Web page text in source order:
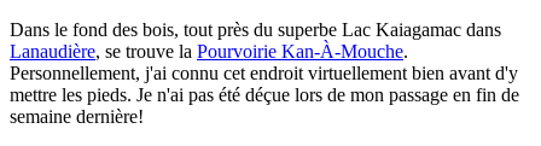
Dans le fond des bois, tout près du superbe Lac Kaiagamac dans
Lanaudière, se trouve la Pourvoirie Kan-À-Mouche.
Personnellement, j'ai connu cet endroit virtuellement bien avant d'y
mettre les pieds. Je n'ai pas été déçue lors de mon passage en fin de
semaine dernière!